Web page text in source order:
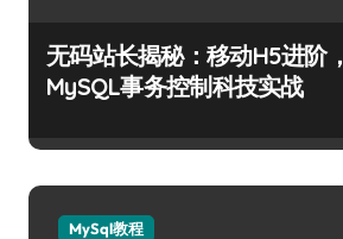
无码站长揭秘：移动H5进阶，
MySQL事务控制科技实战
MySql教程